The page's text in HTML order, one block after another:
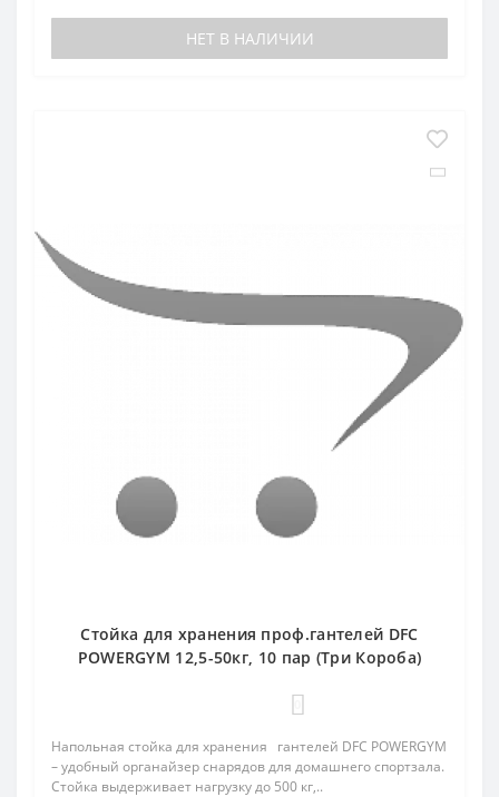
НЕТ В НАЛИЧИИ
Стойка для хранения проф.гантелей DFC
POWERGYM 12,5-50кг, 10 пар (Три Короба)
Напольная стойка для хранения гантелей DFC POWERGYM
– удобный органайзер снарядов для домашнего спортзала.
Стойка выдерживает нагрузку до 500 кг,..